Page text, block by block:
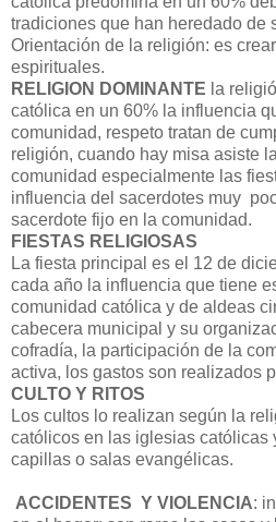
tradiciones que han heredado de
Orientación de la religión: es
espirituales.
RELIGION DOMINANTE la
católica en un 60% la influencia
comunidad, respeto tratan de
religión, cuando hay misa asiste
comunidad especialmente las
influencia del sacerdotes muy
sacerdote fijo en la comunidad.
FIESTAS RELIGIOSAS
La fiesta principal es el 12 de
cada año la influencia que tiene
comunidad católica y de aldeas
cabecera municipal y su
cofradía, la participación de la
activa, los gastos son realizados
CULTO Y RITOS
Los cultos lo realizan según la
católicos en las iglesias católicas
capillas o salas evangélicas.
ACCIDENTES Y VIOLENCIA: